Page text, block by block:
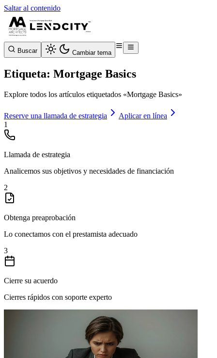
Saltar al contenido
Buscar Cambiar tema
Etiqueta: Mortgage Basics
Explore todos los artículos etiquetados «Mortgage Basics»
Reserve una llamada de estrategia
Aplicar en línea
1
Llamada de estrategia
Analicemos sus objetivos y necesidades de financiación
2
Obtenga preaprobación
Lo conectamos con el prestamista adecuado
3
Cierre su acuerdo
Cierres rápidos con soporte experto